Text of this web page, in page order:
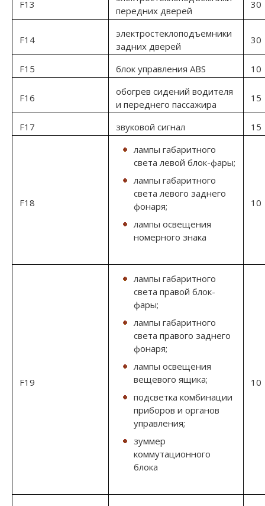
F13
передних дверей
30
F14
электростеклоподъемники
задних дверей
30
F15 блок управления ABS 10
F16
обогрев сидений водителя
и переднего пассажира
15
F17 звуковой сигнал 15
F18
лампы габаритного
света левой блок-фары;
лампы габаритного
света левого заднего
фонаря;
лампы освещения
номерного знака
10
F19
лампы габаритного
света правой блок-
фары;
лампы габаритного
света правого заднего
фонаря;
лампы освещения
вещевого ящика;
подсветка комбинации
приборов и органов
управления;
зуммер
коммутационного
блока
10